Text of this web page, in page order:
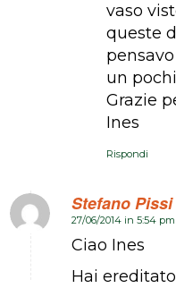
vaso
queste
un
Grazie
Ines
Rispondi
Stefano Pissi
dice:
27/06/2014 in 5:54 pm
Ciao Ines
Hai